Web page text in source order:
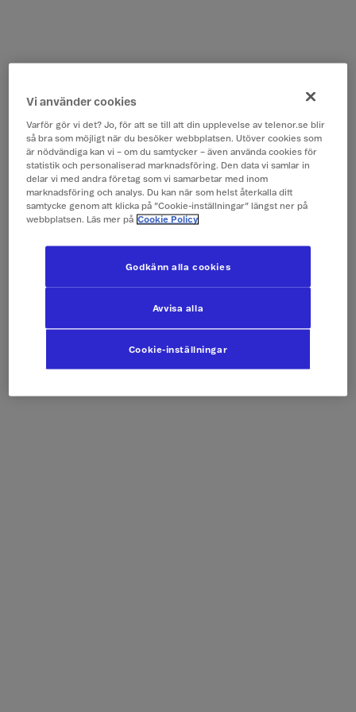
Vi använder cookies
Varför gör vi det? Jo, för att se till att din upplevelse av telenor.se blir
så bra som möjligt när du besöker webbplatsen. Utöver cookies som
är nödvändiga kan vi – om du samtycker – även använda cookies för
statistik och personaliserad marknadsföring. Den data vi samlar in
delar vi med andra företag som vi samarbetar med inom
marknadsföring och analys. Du kan när som helst återkalla ditt
samtycke genom att klicka på ”Cookie-inställningar” längst ner på
webbplatsen. Läs mer på Cookie Policy
Cookie-inställningar
Avvisa alla
Godkänn alla cookies